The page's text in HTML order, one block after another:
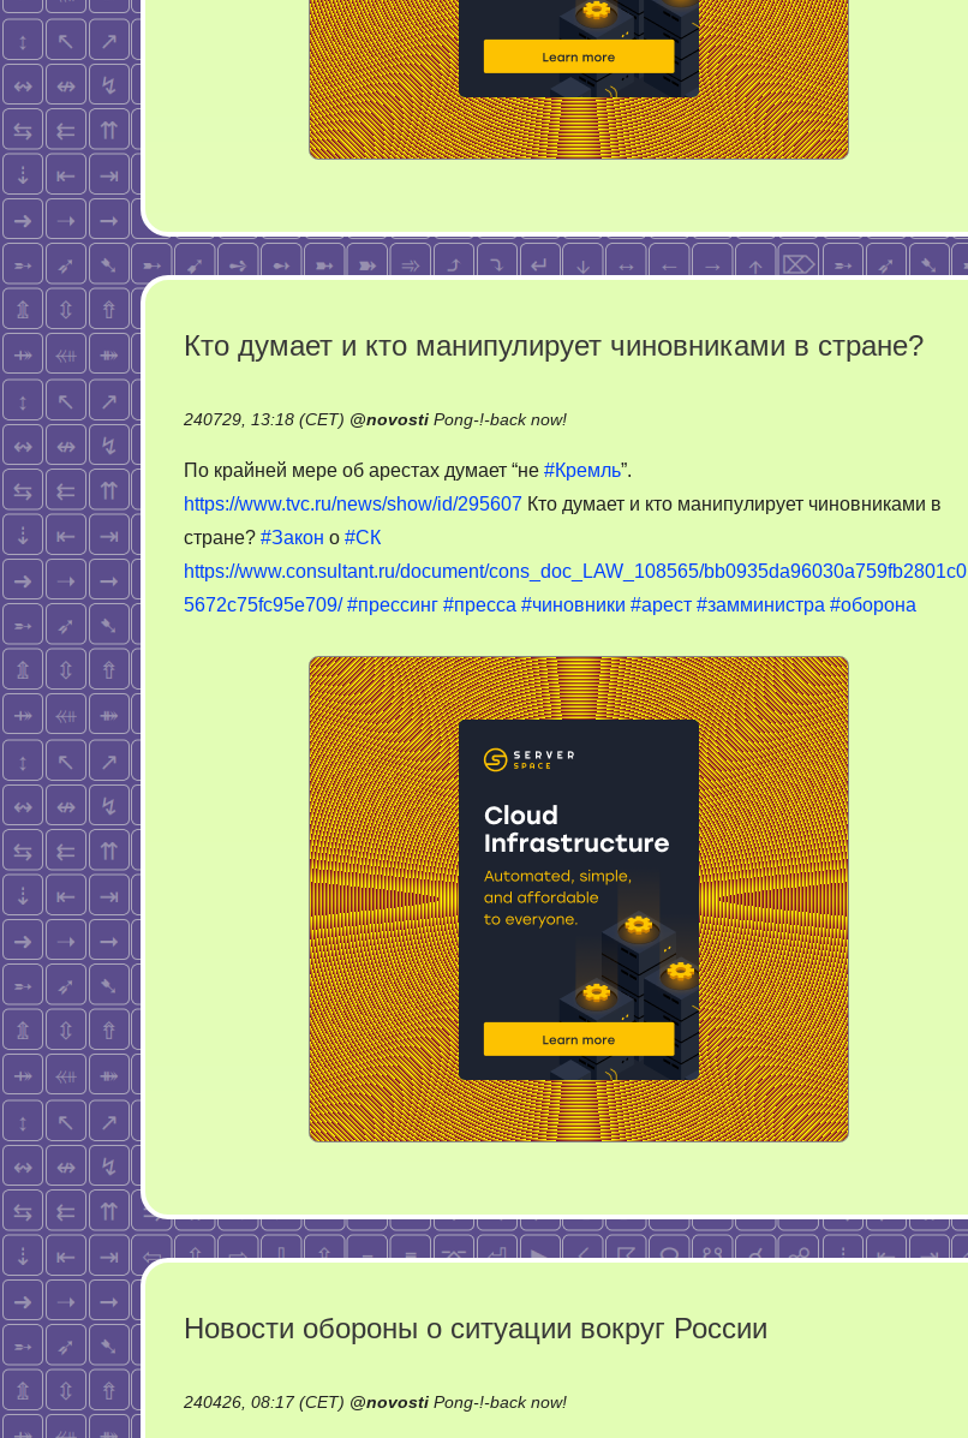
Кто думает и кто манипулирует чиновниками в стране?
240729, 13:18 (CET) @novosti Pong-!-back now!on
думает
и
манипулирует
чиновниками
стране?
По крайней мере об арестах думает “не #Кремль”.
https://www.tvc.ru/news/show/id/295607 Кто думает и кто манипулирует чиновниками в
стране? #Закон о #СК
https://www.consultant.ru/document/cons_doc_LAW_108565/bb0935da96030a759fb2801c0
5672c75fc95e709/ #прессинг #пресса #чиновники #арест #замминистра #оборона
Новости обороны о ситуации вокруг России
240426, 08:17 (CET) @novosti Pong-!-back now!on